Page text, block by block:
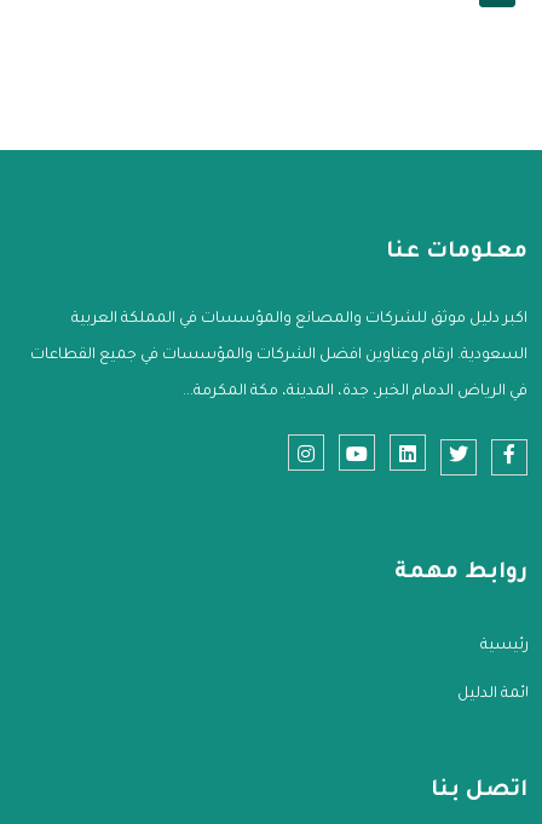
معلومات عنا
اكبر دليل موثق للشركات والمصانع والمؤسسات في المملكة العربية
السعودية. ارقام وعناوين افضل الشركات والمؤسسات في جميع القطاعات
في الرياض الدمام الخبر، جدة، المدينة، مكة المكرمة...
روابط مهمة
الرئيسية
قائمة الدليل
اتصل بنا